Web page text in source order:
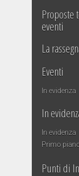
Proposte
eventi
La
Eventi
In evidenza
In
In evidenza
Primo
Punti di